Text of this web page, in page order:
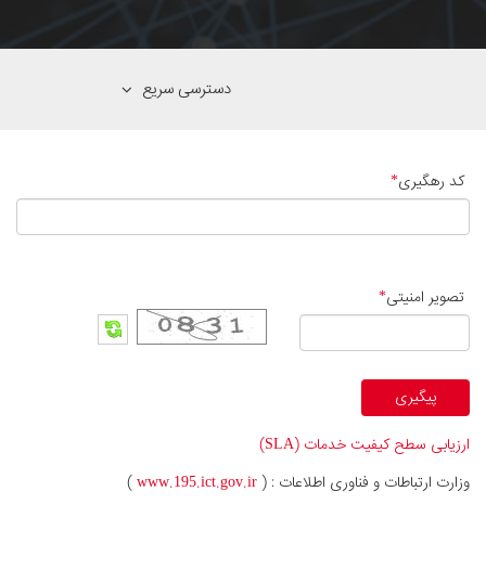
دسترسی سریع
کد رهگیری*
تصویر امنیتی*
ارزیابی سطح كيفيت خدمات (SLA)
وزارت ارتباطات و فناوری اطلاعات : ( www.195.ict.gov.ir
)